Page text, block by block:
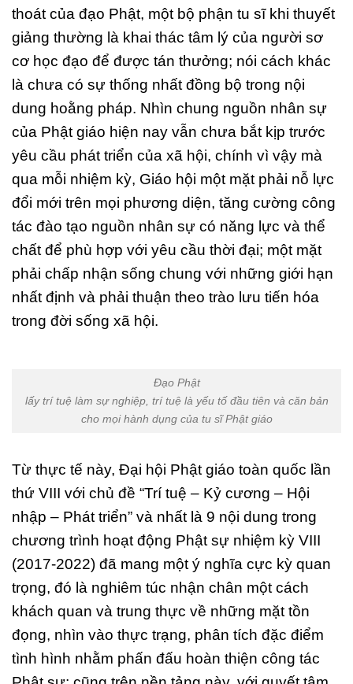
thoát của đạo Phật, một bộ phận tu sĩ khi thuyết
giảng thường là khai thác tâm lý của người sơ
cơ học đạo để được tán thưởng; nói cách khác
là chưa có sự thống nhất đồng bộ trong nội
dung hoằng pháp. Nhìn chung nguồn nhân sự
của Phật giáo hiện nay vẫn chưa bắt kịp trước
yêu cầu phát triển của xã hội, chính vì vậy mà
qua mỗi nhiệm kỳ, Giáo hội một mặt phải nỗ lực
đổi mới trên mọi phương diện, tăng cường công
tác đào tạo nguồn nhân sự có năng lực và thể
chất để phù hợp với yêu cầu thời đại; một mặt
phải chấp nhận sống chung với những giới hạn
nhất định và phải thuận theo trào lưu tiến hóa
trong đời sống xã hội.
Đạo Phật
lấy trí tuệ làm sự nghiệp, trí tuệ là yếu tố đầu tiên và căn bản
cho mọi hành dụng của tu sĩ Phật giáo
Từ thực tế này, Đại hội Phật giáo toàn quốc lần
thứ VIII với chủ đề “Trí tuệ – Kỷ cương – Hội
nhập – Phát triển” và nhất là 9 nội dung trong
chương trình hoạt động Phật sự nhiệm kỳ VIII
(2017-2022) đã mang một ý nghĩa cực kỳ quan
trọng, đó là nghiêm túc nhận chân một cách
khách quan và trung thực về những mặt tồn
đọng, nhìn vào thực trạng, phân tích đặc điểm
tình hình nhằm phấn đấu hoàn thiện công tác